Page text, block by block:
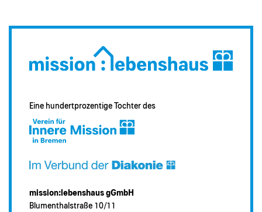
Eine hundertprozentige Tochter des
mission:lebenshaus gGmbH
Blumenthalstraße 10/11